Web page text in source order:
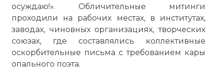
осуждаю!». Обличительные митинги
проходили на рабочих местах, в институтах,
заводах, чиновных организациях, творческих
союзах, где составлялись коллективные
оскорбительные письма с требованием кары
опального поэта.